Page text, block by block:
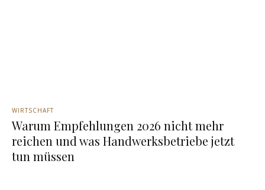
WIRTSCHAFT
Warum Empfehlungen 2026 nicht mehr
reichen und was Handwerksbetriebe jetzt
tun müssen